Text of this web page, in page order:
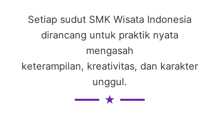
Setiap sudut SMK Wisata Indonesia
dirancang untuk praktik nyata
mengasah
keterampilan, kreativitas, dan karakter
unggul.
★